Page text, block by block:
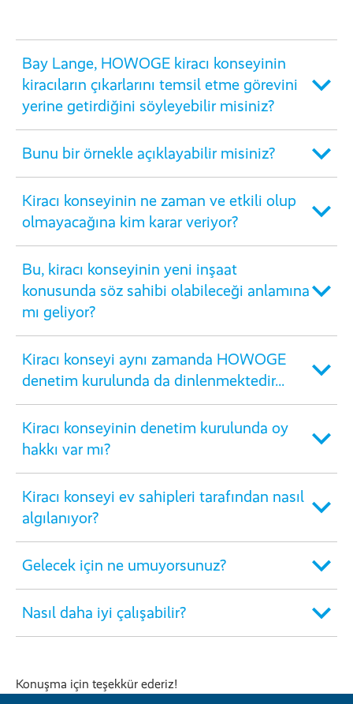
Bay Lange, HOWOGE kiracı konseyinin
kiracıların çıkarlarını temsil etme görevini
yerine getirdiğini söyleyebilir misiniz?
Bunu bir örnekle açıklayabilir misiniz?
Kiracı konseyinin ne zaman ve etkili olup
olmayacağına kim karar veriyor?
Bu, kiracı konseyinin yeni inşaat
konusunda söz sahibi olabileceği anlamına
mı geliyor?
Kiracı konseyi aynı zamanda HOWOGE
denetim kurulunda da dinlenmektedir...
Kiracı konseyinin denetim kurulunda oy
hakkı var mı?
Kiracı konseyi ev sahipleri tarafından nasıl
algılanıyor?
Gelecek için ne umuyorsunuz?
Nasıl daha iyi çalışabilir?
Konuşma için teşekkür ederiz!